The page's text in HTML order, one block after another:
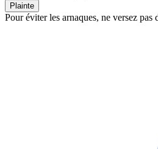
Plainte
Pour éviter les arnaques, ne versez pas